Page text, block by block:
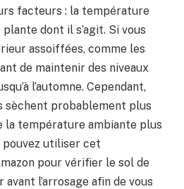
facteurs : la température
dont il s’agit. Si vous
assoiffées, comme les
de maintenir des niveaux
l’automne. Cependant,
sèchent probablement plus
la température ambiante plus
pouvez utiliser cet
pour vérifier le sol de
l’arrosage afin de vous